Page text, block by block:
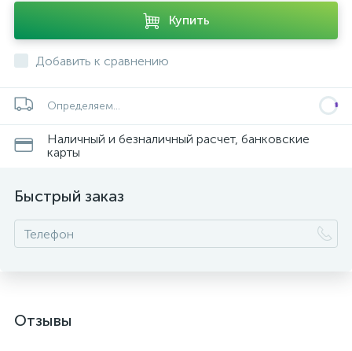
Купить
Добавить к сравнению
Определяем...
Наличный и безналичный расчет, банковские
карты
Быстрый заказ
Отзывы